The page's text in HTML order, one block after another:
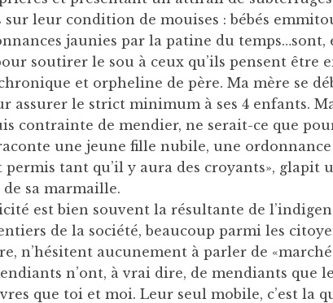
sur leur condition de mouises : bébés
jaunies par la patine du temps…sont,
soutirer le sou à ceux qu’ils pensent être
et orpheline de père. Ma mère se
assurer le strict minimum à ses 4 enfants.
contrainte de mendier, ne serait-ce que
une jeune fille nubile, une
permis tant qu’il y aura des croyants», glapit
sa marmaille.
est bien souvent la résultante de
de la société, beaucoup parmi les
n’hésitent aucunement à parler de «marché
n’ont, à vrai dire, de mendiants que
que toi et moi. Leur seul mobile, c’est la